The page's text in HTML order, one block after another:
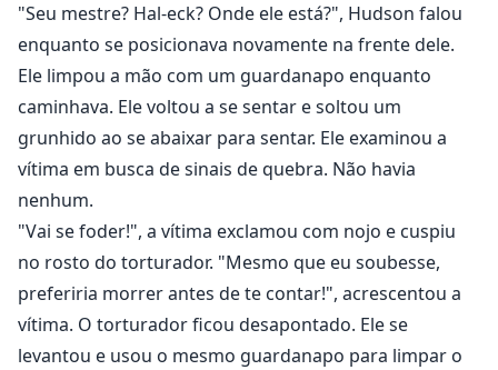
"Seu mestre? Hal-eck? Onde ele está?", Hudson falou
enquanto se posicionava novamente na frente dele.
Ele limpou a mão com um guardanapo enquanto
caminhava. Ele voltou a se sentar e soltou um
grunhido ao se abaixar para sentar. Ele examinou a
vítima em busca de sinais de quebra. Não havia
nenhum.
"Vai se foder!", a vítima exclamou com nojo e cuspiu
no rosto do torturador. "Mesmo que eu soubesse,
preferiria morrer antes de te contar!", acrescentou a
vítima. O torturador ficou desapontado. Ele se
levantou e usou o mesmo guardanapo para limpar o